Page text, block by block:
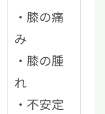
膝の痛
み
膝の腫
れ
不安定